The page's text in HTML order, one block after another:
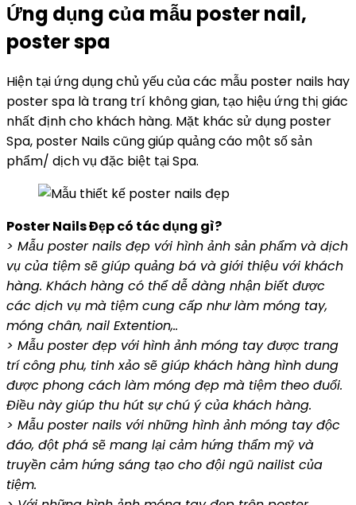
Ứng dụng của mẫu poster nail,
poster spa
Hiện tại ứng dụng chủ yếu của các mẫu poster nails hay
poster spa là trang trí không gian, tạo hiệu ứng thị giác
nhất định cho khách hàng. Mặt khác sử dụng poster
Spa, poster Nails cũng giúp quảng cáo một số sản
phẩm/ dịch vụ đặc biệt tại Spa.
Poster Nails Đẹp có tác dụng gì?
> Mẫu poster nails đẹp với hình ảnh sản phẩm và dịch
vụ của tiệm sẽ giúp quảng bá và giới thiệu với khách
hàng. Khách hàng có thể dễ dàng nhận biết được
các dịch vụ mà tiệm cung cấp như làm móng tay,
móng chân, nail Extention,..
> Mẫu poster đẹp với hình ảnh móng tay được trang
trí công phu, tinh xảo sẽ giúp khách hàng hình dung
được phong cách làm móng đẹp mà tiệm theo đuổi.
Điều này giúp thu hút sự chú ý của khách hàng.
> Mẫu poster nails với những hình ảnh móng tay độc
đáo, đột phá sẽ mang lại cảm hứng thẩm mỹ và
truyền cảm hứng sáng tạo cho đội ngũ nailist của
tiệm.